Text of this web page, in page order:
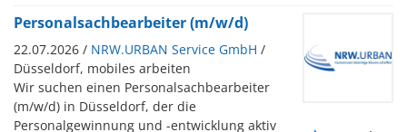
Personalsachbearbeiter (m/w/d)
22.07.2026 / NRW.URBAN Service GmbH /
Düsseldorf, mobiles arbeiten
Wir suchen einen Personalsachbearbeiter
(m/w/d) in Düsseldorf, der die
Personalgewinnung und -entwicklung aktiv